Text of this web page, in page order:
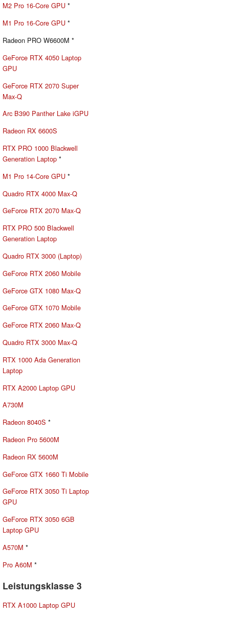
M2 Pro 16-Core GPU *
M1 Pro 16-Core GPU *
Radeon PRO W6600M *
GeForce RTX 4050 Laptop
GPU
GeForce RTX 2070 Super
Max-Q
Arc B390 Panther Lake iGPU
Radeon RX 6600S
RTX PRO 1000 Blackwell
Generation Laptop *
M1 Pro 14-Core GPU *
Quadro RTX 4000 Max-Q
GeForce RTX 2070 Max-Q
RTX PRO 500 Blackwell
Generation Laptop
Quadro RTX 3000 (Laptop)
GeForce RTX 2060 Mobile
GeForce GTX 1080 Max-Q
GeForce GTX 1070 Mobile
GeForce RTX 2060 Max-Q
Quadro RTX 3000 Max-Q
RTX 1000 Ada Generation
Laptop
RTX A2000 Laptop GPU
A730M
Radeon 8040S *
Radeon Pro 5600M
Radeon RX 5600M
GeForce GTX 1660 Ti Mobile
GeForce RTX 3050 Ti Laptop
GPU
GeForce RTX 3050 6GB
Laptop GPU
A570M *
Pro A60M *
Leistungsklasse 3
RTX A1000 Laptop GPU